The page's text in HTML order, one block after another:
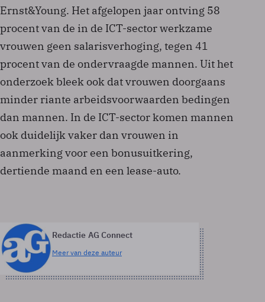
Ernst&Young. Het afgelopen jaar ontving 58
procent van de in de ICT-sector werkzame
vrouwen geen salarisverhoging, tegen 41
procent van de ondervraagde mannen. Uit het
onderzoek bleek ook dat vrouwen doorgaans
minder riante arbeidsvoorwaarden bedingen
dan mannen. In de ICT-sector komen mannen
ook duidelijk vaker dan vrouwen in
aanmerking voor een bonusuitkering,
dertiende maand en een lease-auto.
Redactie AG Connect
Meer van deze auteur